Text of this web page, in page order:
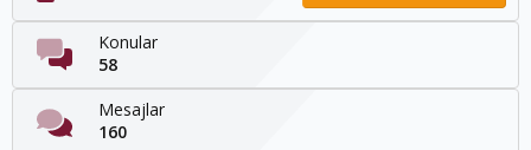
Konular
58
Mesajlar
160